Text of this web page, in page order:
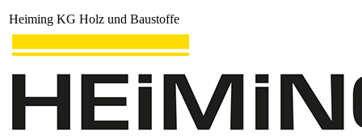
Heiming KG Holz und Baustoffe